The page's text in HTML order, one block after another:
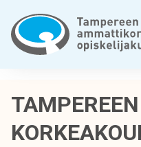
sisältöön
a
m
p
TAMPEREEN